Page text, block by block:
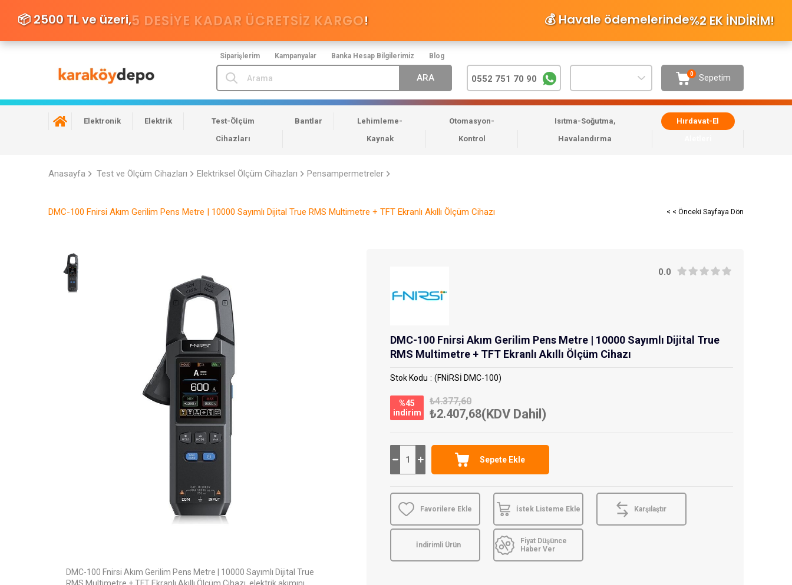
Siparişlerim Kampanyalar Banka Hesap Bilgilerimiz Blog
📦 2500 TL ve üzeri,5 DESIYE KADAR ÜCRETSİZ KARGO! 💰 Havale ödemelerinde%2 EK İNDİRİM!
Sepetim
0
0552 751 70 90
Elektronik Elektrik
Test-Ölçüm
Cihazları
Bantlar
Lehimleme-
Kaynak
Otomasyon-
Kontrol
Isıtma-Soğutma,
Havalandırma
Hırdavat-El
Anasayfa Test ve Ölçüm Cihazları Elektriksel Ölçüm Cihazları Pensampermetreler
DMC-100 Fnirsi Akım Gerilim Pens Metre | 10000 Sayımlı Dijital True RMS Multimetre + TFT Ekranlı Akıllı Ölçüm Cihazı < < Önceki Sayfaya Dön
DMC-100 Fnirsi Akım Gerilim Pens Metre | 10000 Sayımlı Dijital True
0.0
DMC-100 Fnirsi Akım Gerilim Pens Metre | 10000 Sayımlı Dijital True
RMS Multimetre + TFT Ekranlı Akıllı Ölçüm Cihazı
Stok Kodu (FNİRSİ DMC-100)
%45
i̇ndirim
₺4.377,60
₺2.407,68(KDV Dahil)
Favorilere Ekle İstek Listeme Ekle Karşılaştır
İndirimli Ürün
Fiyat Düşünce
Haber Ver